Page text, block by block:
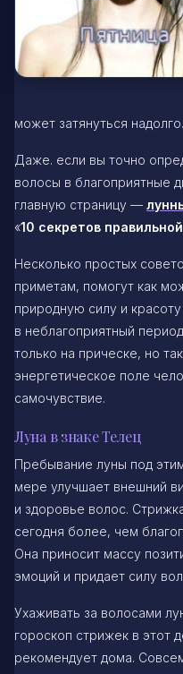
может затянуться надолго.
Даже. если вы точно
волосы в благоприятные
главную страницу —
«10 секретов
Несколько простых
приметам, помогут как
природную силу и
в неблагоприятный
только на прическе, но
энергетическое поле
самочувствие.
Луна в знаке Телец
Пребывание луны под
мере улучшает внешний
и здоровье волос.
сегодня более, чем
Она приносит массу
эмоций и придает силу
Ухаживать за волосами
гороскоп стрижек в этот
рекомендует дома.